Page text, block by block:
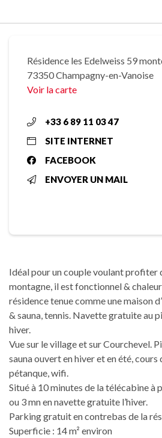
Résidence les Edelweiss 59
73350 Champagny-en-Vanoise
Voir la carte
+33 6 89 11 03 47
SITE INTERNET
FACEBOOK
ENVOYER UN MAIL
Idéal pour un couple voulant profiter
montagne, il est fonctionnel &
résidence tenue comme une maison
& sauna, tennis. Navette gratuite au
hiver.
Vue sur le village et sur Courchevel.
sauna ouvert en hiver et en été,
pétanque, wifi.
Situé à 10 minutes de la télécabine à
ou 3 mn en navette gratuite l’hiver.
Parking gratuit en contrebas de la
Superficie : 14 m² environ